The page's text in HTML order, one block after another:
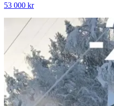
53 000 kr